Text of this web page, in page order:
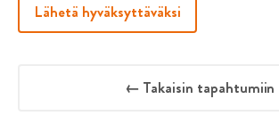
Lähetä hyväksyttäväksi
← Takaisin tapahtumiin